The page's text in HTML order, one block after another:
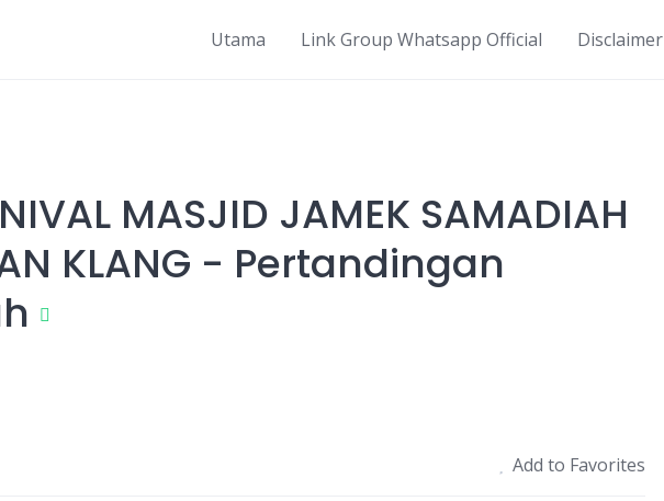
Utama Link Group Whatsapp Official Disclaimer
MASJID JAMEK SAMADIAH
KLANG - Pertandingan
Add to Favorites